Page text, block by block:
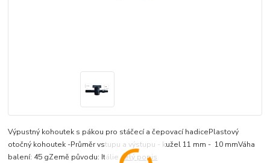
Výpustný kohoutek s pákou pro stáčecí a čepovací hadicePlastový
otočný kohoutek -Průměr vstupu a výstupu - kužel 11 mm - 10 mmVáha
balení: 45 gZemě původu: Itáliecelý popis